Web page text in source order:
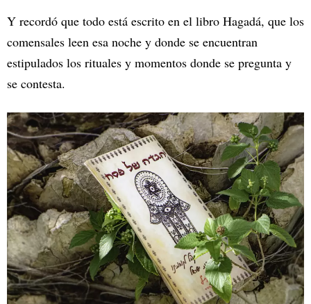
Y recordó que todo está escrito en el libro Hagadá, que los
comensales leen esa noche y donde se encuentran
estipulados los rituales y momentos donde se pregunta y
se contesta.